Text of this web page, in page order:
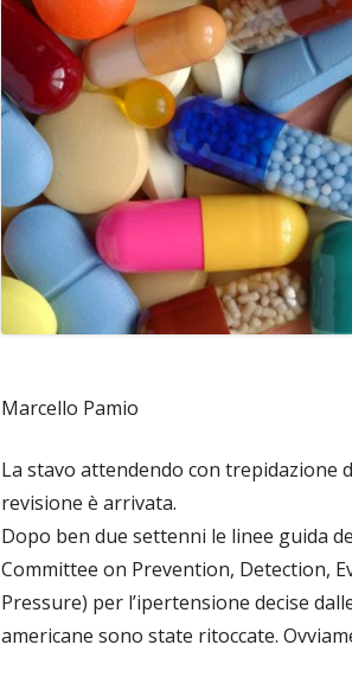
Marcello Pamio
La stavo attendendo con trepidazione
revisione è arrivata.
Dopo ben due settenni le linee guida
Committee on Prevention, Detection,
Pressure) per l’ipertensione decise
americane sono state ritoccate.